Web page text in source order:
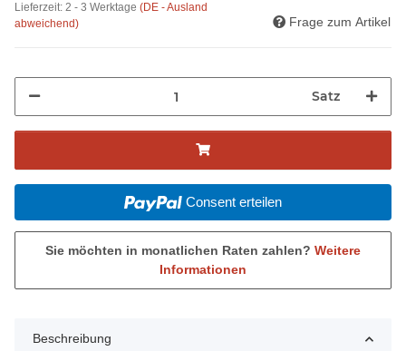
Lieferzeit: 2 - 3 Werktage (DE - Ausland
abweichend)
Frage zum Artikel
Satz
Consent erteilen
Sie möchten in monatlichen Raten zahlen? Weitere
Informationen
Beschreibung